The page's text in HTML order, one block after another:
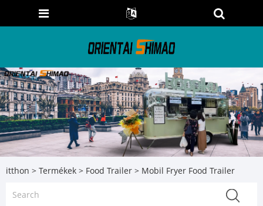
itthon > Termékek > Food Trailer > Mobil Fryer Food Trailer